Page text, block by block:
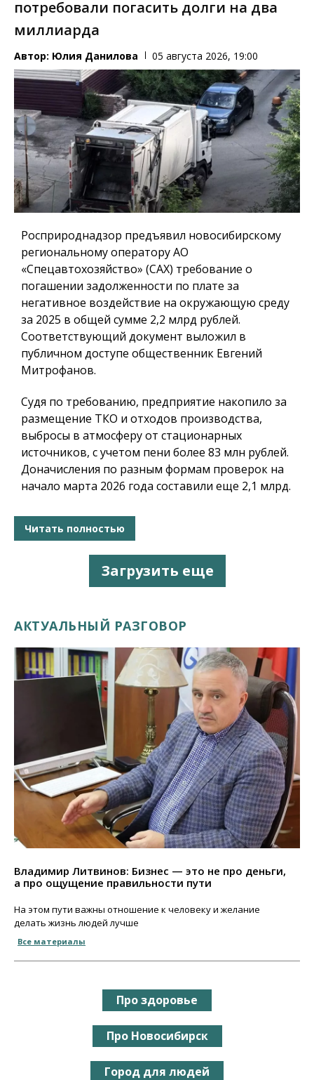
потребовали погасить долги на два
миллиарда
Автор: Юлия Данилова 05 августа 2026, 19:00
Росприроднадзор предъявил новосибирскому
региональному оператору АО
«Спецавтохозяйство» (САХ) требование о
погашении задолженности по плате за
негативное воздействие на окружающую среду
за 2025 в общей сумме 2,2 млрд рублей.
Соответствующий документ выложил в
публичном доступе общественник Евгений
Митрофанов.
Судя по требованию, предприятие накопило за
размещение ТКО и отходов производства,
выбросы в атмосферу от стационарных
источников, с учетом пени более 83 млн рублей.
Доначисления по разным формам проверок на
начало марта 2026 года составили еще 2,1 млрд.
Читать полностью
Загрузить еще
АКТУАЛЬНЫЙ РАЗГОВОР
Владимир Литвинов: Бизнес — это не про деньги,
а про ощущение правильности пути
На этом пути важны отношение к человеку и желание
делать жизнь людей лучше
Все материалы
Про здоровье
Про Новосибирск
Город для людей